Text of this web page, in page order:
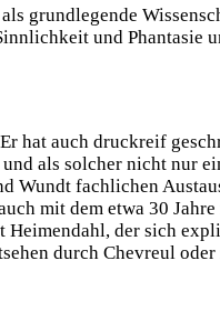
grundlegende
und Phantasie
auch druckreif
als solcher nicht nur
Wundt fachlichen
mit dem etwa 30
der sich
durch Chevreul